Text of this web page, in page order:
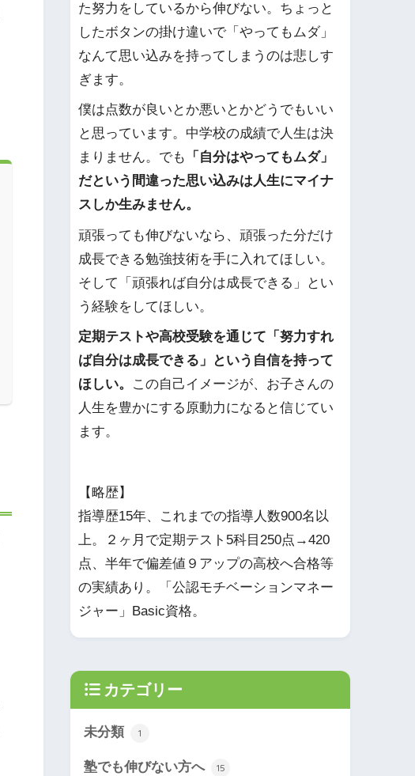
た努力をしているから伸びない。ちょっと
したボタンの掛け違いで「やってもムダ」
なんて思い込みを持ってしまうのは悲しす
ぎます。
僕は点数が良いとか悪いとかどうでもいい
と思っています。中学校の成績で人生は決
まりません。でも
「自分はやってもムダ」
だという間違った思い込みは人生にマイナ
スしか生みません。
頑張っても伸びないなら、頑張った分だけ
成長できる勉強技術を手に入れてほしい。
そして「頑張れば自分は成長できる」とい
う経験をしてほしい。
定期テストや高校受験を通じて「努力すれ
ば自分は成長できる」という自信を持って
ほしい。
この自己イメージが、お子さんの
人生を豊かにする原動力になると信じてい
ます。
【略歴】
指導歴15年、これまでの指導人数900名以
上。２ヶ月で定期テスト5科目250点→420
点、半年で偏差値９アップの高校へ合格等
の実績あり。「公認モチベーションマネー
ジャー」Basic資格。
カテゴリー
未分類 1
塾でも伸びない方へ 15